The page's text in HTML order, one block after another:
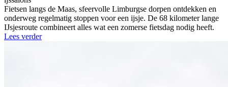
Fietsen langs de Maas, sfeervolle Limburgse dorpen ontdekken en
onderweg regelmatig stoppen voor een ijsje. De 68 kilometer lange
IJsjesroute combineert alles wat een zomerse fietsdag nodig heeft.
Lees verder